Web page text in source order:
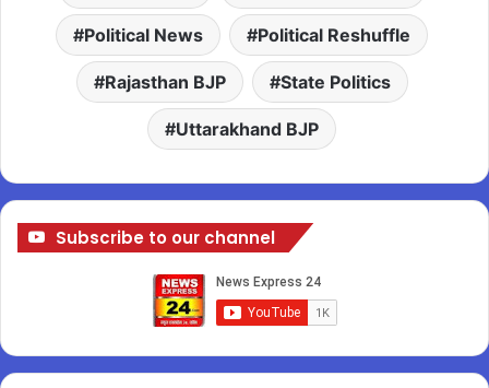
Political News Political Reshuffle
Rajasthan BJP State Politics
Uttarakhand BJP
Subscribe to our channel